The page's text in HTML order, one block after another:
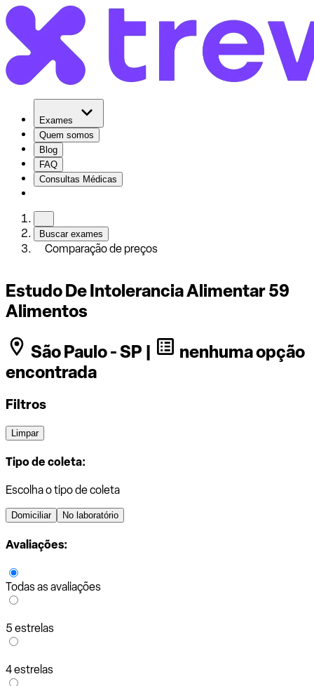
Exames
Quem somos
Blog
FAQ
Consultas Médicas
Buscar exames
Comparação de preços
Estudo De Intolerancia Alimentar 59
Alimentos
São Paulo - SP |
nenhuma opção
encontrada
Filtros
Limpar
Tipo de coleta:
Escolha o tipo de coleta
Domiciliar No laboratório
Avaliações:
Todas as avaliações
5 estrelas
4 estrelas